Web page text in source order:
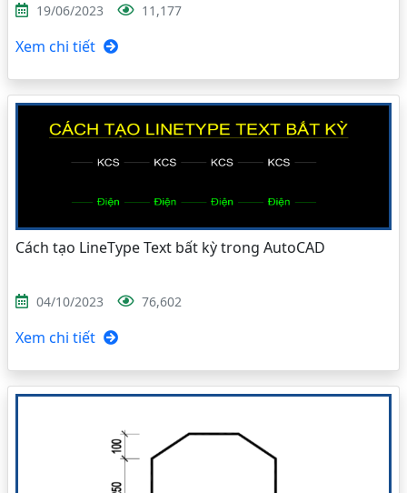
19/06/2023 11,177
Xem chi tiết
Cách tạo LineType Text bất kỳ trong AutoCAD
04/10/2023 76,602
Xem chi tiết